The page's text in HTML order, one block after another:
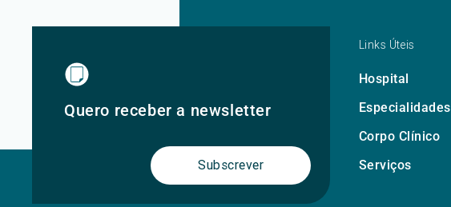
Quero receber a newsletter
Subscrever
Links Úteis
Hospital
Especialidades
Corpo Clínico
Serviços